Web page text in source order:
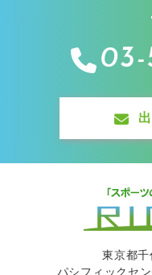
03-
東京都
パシフィックセ